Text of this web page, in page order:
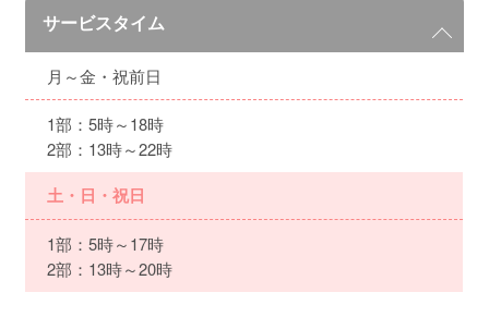
サービスタイム
月～金・祝前日
1部：5時～18時
2部：13時～22時
土・日・祝日
1部：5時～17時
2部：13時～20時